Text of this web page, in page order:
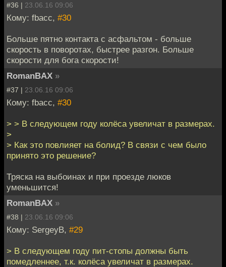
#36 | 23.06.16 09:06
Кому: fbacc, #30
Больше пятно контакта с асфальтом - больше
скорость в поворотах, быстрее разгон. Больше
скорости для бога скорости!
RomanBAX »
#37 | 23.06.16 09:06
Кому: fbacc, #30
> > В следующем году колёса увеличат в размерах.
>
> Как это повлияет на болид? В связи с чем было
принято это решение?
Тряска на выбоинах и при проезде люков
уменьшится!
RomanBAX »
#38 | 23.06.16 09:06
Кому: SergeyB, #29
> В следующем году пит-стопы должны быть
помедленнее, т.к. колёса увеличат в размерах.